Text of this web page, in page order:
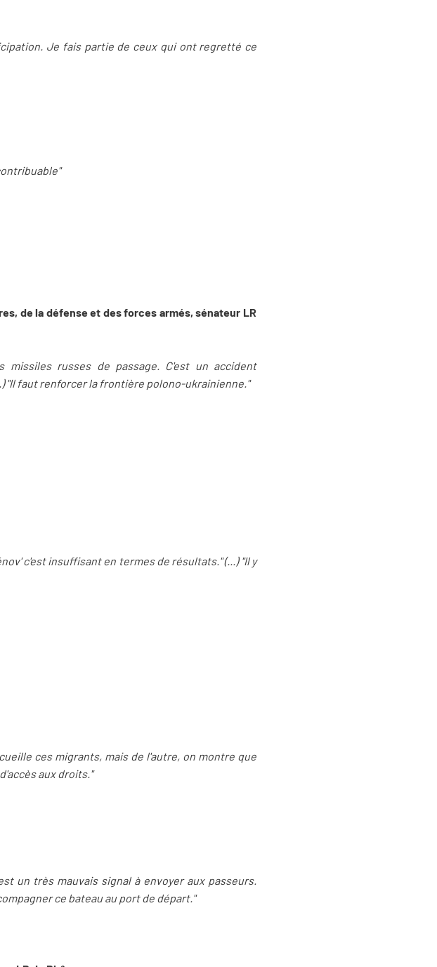
Je fais partie de ceux qui ont regretté ce
de la défense et des forces armés, sénateur LR
russes de passage. C'est un accident
"Il faut renforcer la frontière polono-ukrainienne."
c'est insuffisant en termes de résultats." (...) "Il y
ces migrants, mais de l'autre, on montre que
aux droits."
un très mauvais signal à envoyer aux passeurs.
ce bateau au port de départ."